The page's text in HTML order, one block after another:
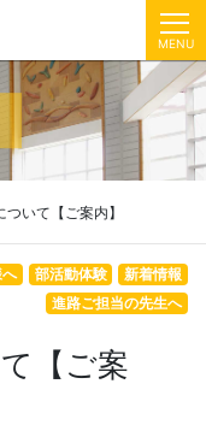
MENU
いて【ご案内】
新着情報
部活動体験
進路ご担当の先生へ
【ご案